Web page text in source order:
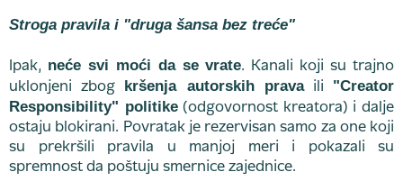
Stroga pravila i "druga šansa bez treće"
Ipak, neće svi moći da se vrate. Kanali koji su trajno
uklonjeni zbog kršenja autorskih pravaili "Creator
Responsibility" politike(odgovornost kreatora) i dalje
ostaju blokirani. Povratak je rezervisan samo za one koji
su prekršili pravila u manjoj meri i pokazali su
spremnost da poštuju smernice zajednice.